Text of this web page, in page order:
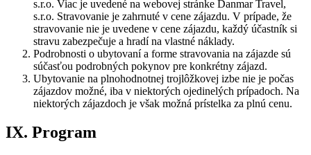
s.r.o. Viac je uvedené na webovej stránke Danmar Travel,
s.r.o. Stravovanie je zahrnuté v cene zájazdu. V prípade, že
stravovanie nie je uvedene v cene zájazdu, každý účastník si
stravu zabezpečuje a hradí na vlastné náklady.
Podrobnosti o ubytovaní a forme stravovania na zájazde sú
súčasťou podrobných pokynov pre konkrétny zájazd.
Ubytovanie na plnohodnotnej trojlôžkovej izbe nie je počas
zájazdov možné, iba v niektorých ojedinelých prípadoch. Na
niektorých zájazdoch je však možná prístelka za plnú cenu.
IX. Program